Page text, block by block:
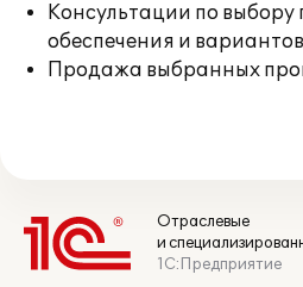
Консультации по выбору
обеспечения и
Продажа выбранных
Отраслевые
и
1С:Предприятие